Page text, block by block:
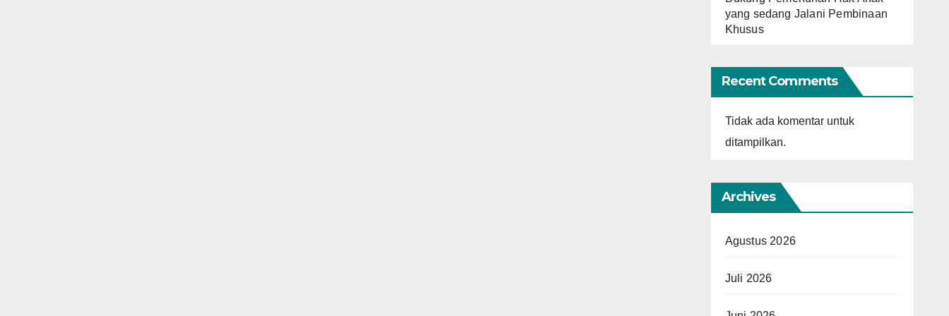
yang sedang Jalani Pembinaan
Khusus
Recent Comments
Tidak ada komentar untuk
ditampilkan.
Archives
Agustus 2026
Juli 2026